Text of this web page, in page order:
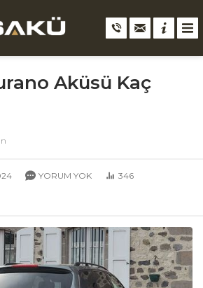
Aküsü Kaç
YORUM YOK 346